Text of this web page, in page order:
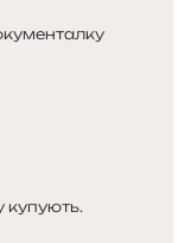
купують.